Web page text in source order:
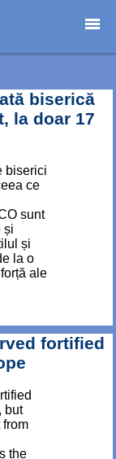
biserică
la doar 17
biserici
ce
sunt
și
și
la o
ale
fortified
but
from
the